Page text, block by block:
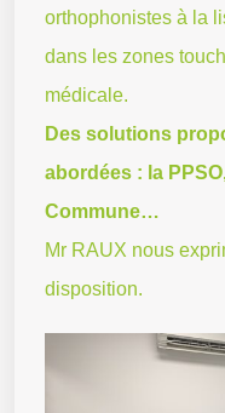
orthophonistes à la
dans les zones
médicale.
Des solutions
abordées : la
Commune…
Mr RAUX nous
disposition.